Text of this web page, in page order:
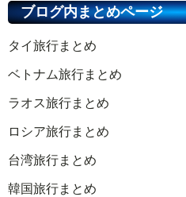
ブログ内まとめページ
タイ旅行まとめ
ベトナム旅行まとめ
ラオス旅行まとめ
ロシア旅行まとめ
台湾旅行まとめ
韓国旅行まとめ